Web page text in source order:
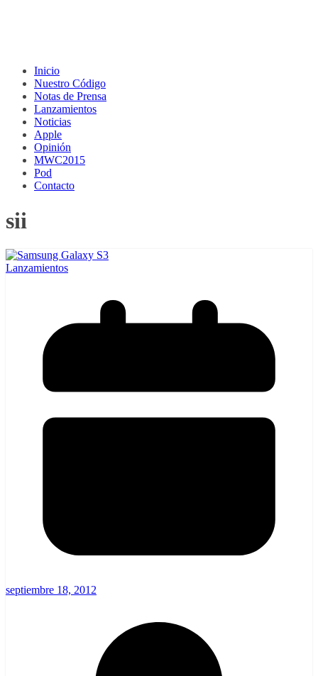
Inicio
Nuestro Código
Notas de Prensa
Lanzamientos
Noticias
Apple
Opinión
MWC2015
Pod
Contacto
sii
Lanzamientos
septiembre 18, 2012